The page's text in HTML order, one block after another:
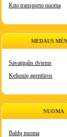
Kito transporto nuoma
MEDAUS
Savaitgalis dviems
Kelionių agentūros
NUOMA
Baldų nuoma